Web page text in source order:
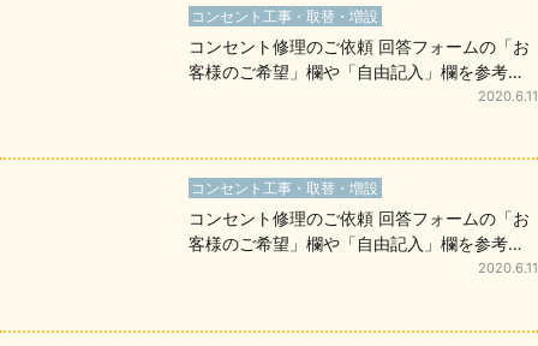
コンセント工事・取替・増設
コンセント修理のご依頼 回答フォームの「お
客様のご希望」欄や「自由記入」欄を参考に
2020.6.11
コンセント工事・取替・増設
コンセント修理のご依頼 回答フォームの「お
客様のご希望」欄や「自由記入」欄を参考に
2020.6.11